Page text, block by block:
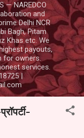
— NAREDCO
and
Delhi NCR
Bagh, Pitam
Khas etc. We
payouts,
for owners.
services.
|